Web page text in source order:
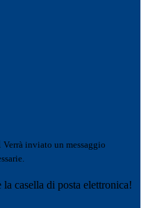
Verrà inviato un messaggio
casella di posta elettronica!